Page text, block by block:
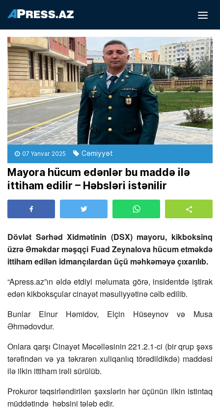
07 Yanvar 2025 Cəmiyyət
Mayora hücum edənlər bu maddə ilə
ittiham edilir – Həbsləri istənilir
Dövlət Sərhəd Xidmətinin (DSX) mayoru, kikboksinq
üzrə Əməkdar məşqçi Fuad Zeynalova hücum etməkdə
ittiham edilən idmançılardan üçü məhkəməyə çıxarılıb.
“Apress.az”ın əldə etdiyi məlumata görə, insidentdə iştirak
edən kikboksçular cinayət məsuliyyətinə cəlb edilib.
Bunlar Elnur Həmidov, Elçin Hüseynov və Musa
Əhmədovdur.
Onlara qarşı Cinayət Məcəlləsinin 221.2.1-ci (bir qrup şəxs
tərəfindən və ya təkrarən xuliqanlıq törədildikdə) maddəsi
ilə ilkin ittiham irəli sürülüb.
Prokuror təqsirləndirilən şəxslərin hər üçünün ilkin istintaq
müddətində həbsini tələb edir.